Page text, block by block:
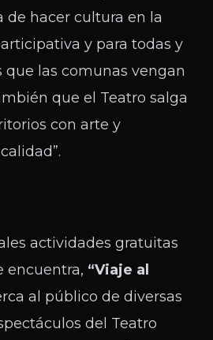
de hacer cultura en la
y para todas y
que las comunas vengan
que el Teatro salga
con arte y
actividades gratuitas
encuentra, “Viaje al
al público de diversas
del Teatro